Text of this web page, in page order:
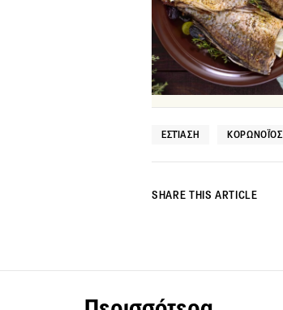
ΕΣΤΊΑΣΗ ΚΟΡΩΝΟΪΌΣ
SHARE THIS ARTICLE